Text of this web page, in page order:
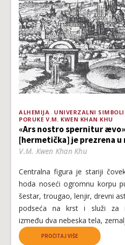
ALHEMIJA
UNIVERZALNI SIMBOLI
PORUKE V.M. KWEN KHAN KHU
«Ars nostro spernitur
[hermetička] je prezrena u
V.M. Kwen Khan Khu
Centralna figura je stariji
hoda noseći ogromnu korpu
šestar, trougao, lenjir, drevni
podseća na krst i služi za
između dva nebeska tela,
PROČITAJ VIŠE